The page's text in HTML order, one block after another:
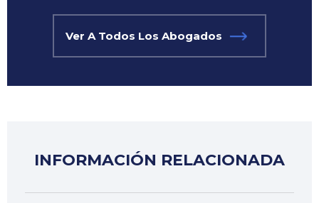
Ver A Todos Los Abogados
INFORMACIÓN RELACIONADA